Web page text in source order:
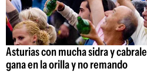
Asturias con mucha sidra y
gana en la orilla y no remando